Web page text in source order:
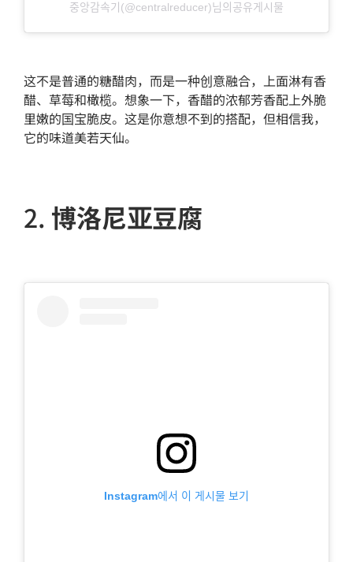
중앙감속기(@centralreducer)님의공유게시물
这不是普通的糖醋肉，而是一种创意融合，上面淋有香
醋、草莓和橄榄。想象一下，香醋的浓郁芳香配上外脆
里嫩的国宝脆皮。这是你意想不到的搭配，但相信我，
它的味道美若天仙。
2. 博洛尼亚豆腐
Instagram에서 이 게시물 보기